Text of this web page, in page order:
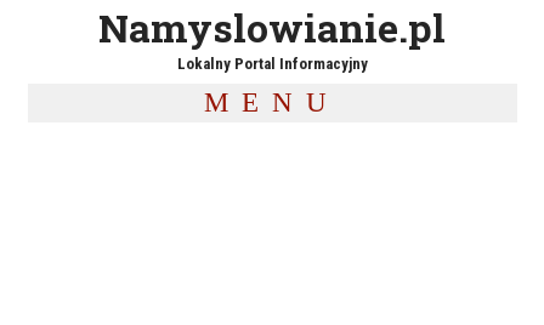
Namyslowianie.pl
Lokalny Portal Informacyjny
MENU